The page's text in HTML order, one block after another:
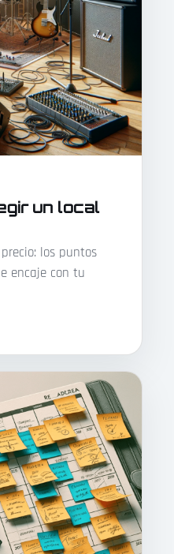
un local
los puntos
encaje con tu